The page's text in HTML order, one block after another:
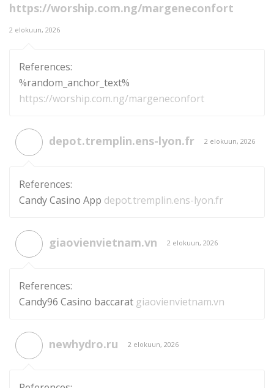
https://worship.com.ng/margeneconfort
2 elokuun, 2026
References:
%random_anchor_text%
https://worship.com.ng/margeneconfort
depot.tremplin.ens-lyon.fr 2 elokuun, 2026
References:
Candy Casino App depot.tremplin.ens-lyon.fr
giaovienvietnam.vn 2 elokuun, 2026
References:
Candy96 Casino baccarat giaovienvietnam.vn
newhydro.ru 2 elokuun, 2026